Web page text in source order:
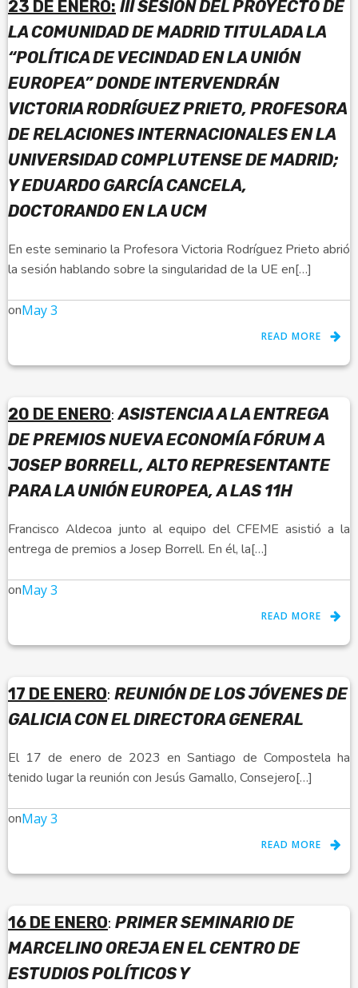
23 DE ENERO: III SESIÓN DEL PROYECTO DE
LA COMUNIDAD DE MADRID TITULADA LA
“POLÍTICA DE VECINDAD EN LA UNIÓN
EUROPEA” DONDE INTERVENDRÁN
VICTORIA RODRÍGUEZ PRIETO, PROFESORA
DE RELACIONES INTERNACIONALES EN LA
UNIVERSIDAD COMPLUTENSE DE MADRID;
Y EDUARDO GARCÍA CANCELA,
DOCTORANDO EN LA UCM
En este seminario la Profesora Victoria Rodríguez Prieto abrió
la sesión hablando sobre la singularidad de la UE en[…]
onMay 3
READ MORE
20 DE ENERO:ASISTENCIA A LA ENTREGA
DE PREMIOS NUEVA ECONOMÍA FÓRUM A
JOSEP BORRELL, ALTO REPRESENTANTE
PARA LA UNIÓN EUROPEA, A LAS 11H
Francisco Aldecoa junto al equipo del CFEME asistió a la
entrega de premios a Josep Borrell. En él, la[…]
onMay 3
READ MORE
17 DE ENERO: REUNIÓN DE LOS JÓVENES DE
GALICIA CON EL DIRECTORA GENERAL
El 17 de enero de 2023 en Santiago de Compostela ha
tenido lugar la reunión con Jesús Gamallo, Consejero[…]
onMay 3
READ MORE
16 DE ENERO: PRIMER SEMINARIO DE
MARCELINO OREJA EN EL CENTRO DE
ESTUDIOS POLÍTICOS Y